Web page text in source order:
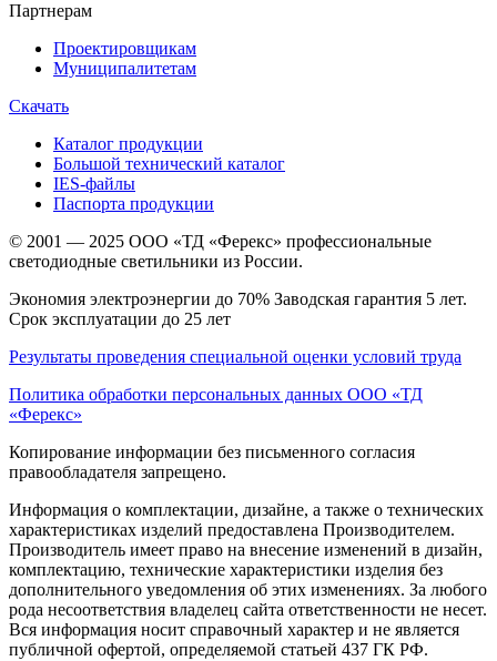
Партнерам
Проектировщикам
Муниципалитетам
Скачать
Каталог продукции
Большой технический каталог
IES-файлы
Паспорта продукции
© 2001 — 2025 ООО «ТД «Ферекс» профессиональные
светодиодные светильники из России.
Экономия электроэнергии до 70% Заводская гарантия 5 лет.
Срок эксплуатации до 25 лет
Результаты проведения специальной оценки условий труда
Политика обработки персональных данных ООО «ТД
«Ферекс»
Копирование информации без письменного согласия
правообладателя запрещено.
Информация о комплектации, дизайне, а также о технических
характеристиках изделий предоставлена Производителем.
Производитель имеет право на внесение изменений в дизайн,
комплектацию, технические характеристики изделия без
дополнительного уведомления об этих изменениях. За любого
рода несоответствия владелец сайта ответственности не несет.
Вся информация носит справочный характер и не является
публичной офертой, определяемой статьей 437 ГК РФ.